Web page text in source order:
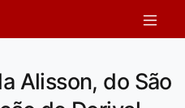
Alisson, do São